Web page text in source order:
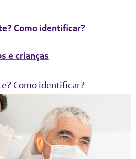
Como identificar?
e crianças
Como identificar?